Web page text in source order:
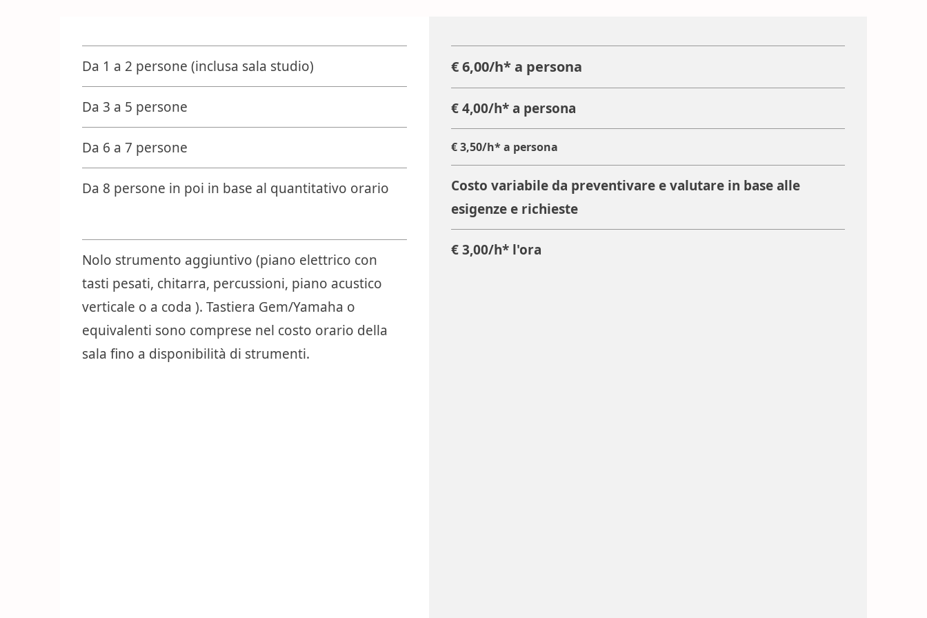
Da 1 a 2 persone (inclusa sala studio)
Da 3 a 5 persone
Da 6 a 7 persone
Da 8 persone in poi in base al quantitativo orario
Nolo strumento aggiuntivo (piano elettrico con
tasti pesati, chitarra, percussioni, piano acustico
verticale o a coda ). Tastiera Gem/Yamaha o
equivalenti sono comprese nel costo orario della
sala fino a disponibilità di strumenti.
€ 6,00/h* a persona
€ 4,00/h* a persona
€ 3,50/h* a persona
Costo variabile da preventivare e valutare in base alle
esigenze e richieste
€ 3,00/h* l'ora